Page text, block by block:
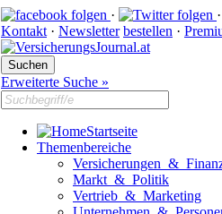
· ·
Kontakt · Newsletter bestellen ·
Erweiterte Suche »
Startseite
Themenbereiche
Versicherungen &
Markt & Politik
Vertrieb & Marketing